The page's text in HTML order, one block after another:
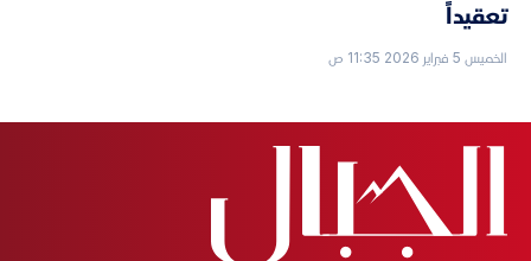
تعقيداً
الخميس 5 فبراير 2026 11:35 ص